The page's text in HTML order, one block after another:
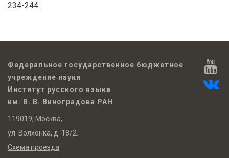
234-244.
Федеральное государственное бюджетное
учреждение науки
Институт русского языка
им. В. В. Виноградова РАН
119019, Москва,
ул. Волхонка, д. 18/2.
Схема проезда